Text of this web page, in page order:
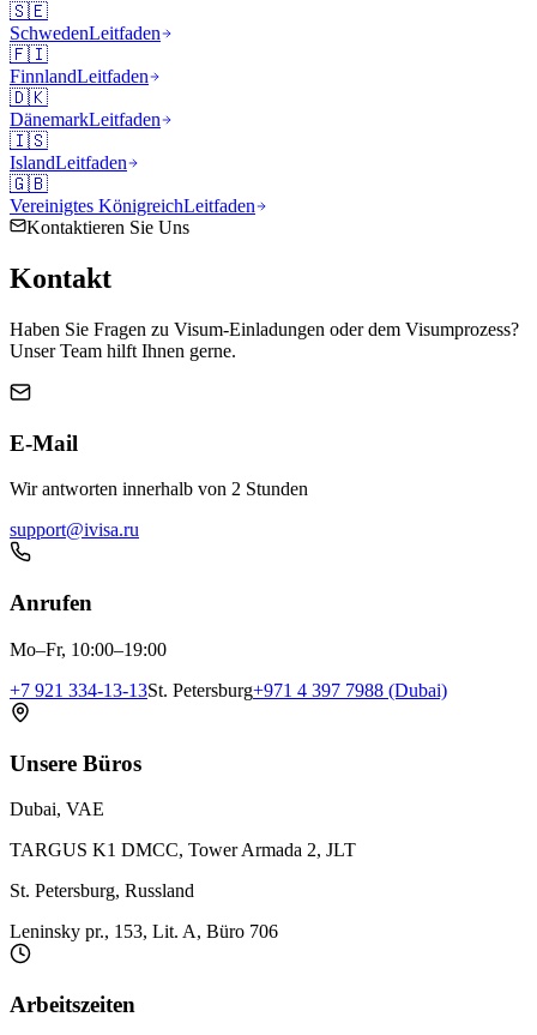
🇸🇪
SchwedenLeitfaden
🇫🇮
FinnlandLeitfaden
🇩🇰
DänemarkLeitfaden
🇮🇸
IslandLeitfaden
🇬🇧
Vereinigtes KönigreichLeitfaden
Kontaktieren Sie Uns
Kontakt
Haben Sie Fragen zu Visum-Einladungen oder dem Visumprozess?
Unser Team hilft Ihnen gerne.
E-Mail
Wir antworten innerhalb von 2 Stunden
support@ivisa.ru
Anrufen
Mo–Fr, 10:00–19:00
+7 921 334-13-13St. Petersburg+971 4 397 7988 (Dubai)
Unsere Büros
Dubai, VAE
TARGUS K1 DMCC, Tower Armada 2, JLT
St. Petersburg, Russland
Leninsky pr., 153, Lit. A, Büro 706
Arbeitszeiten